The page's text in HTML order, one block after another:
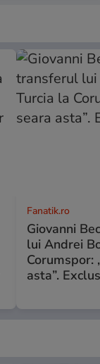
Fanatik.ro
Giovanni
lui Andrei
Corumspor:
asta”.